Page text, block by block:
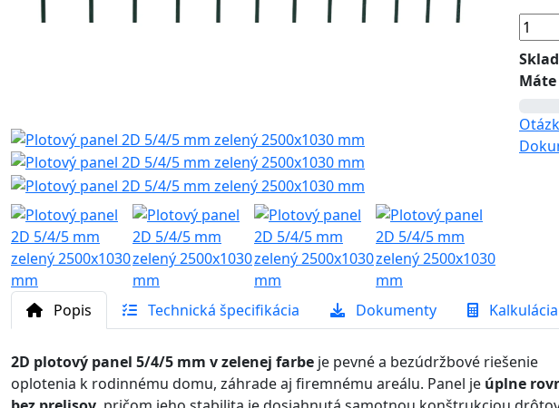
Popis Technická špecifikácia Dokumenty Kalkulácia
2D plotový panel 5/4/5 mm v zelenej farbe je pevné a bezúdržbové riešenie
oplotenia k rodinnému domu, záhrade aj firemnému areálu. Panel je úplne